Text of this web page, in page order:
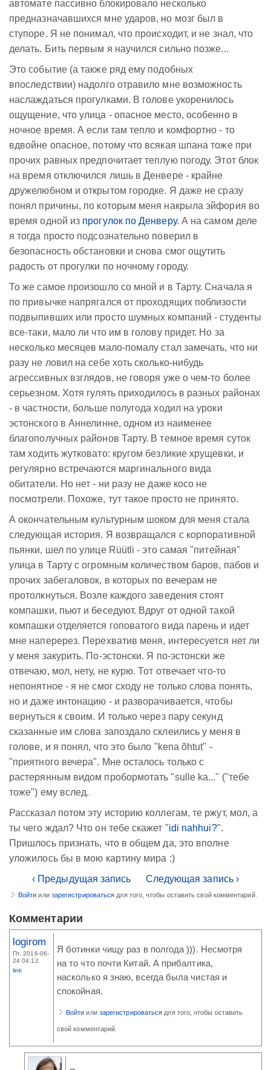
автомате пассивно блокировало несколько
предназначавшихся мне ударов, но мозг был в
ступоре. Я не понимал, что происходит, и не знал, что
делать. Бить первым я научился сильно позже...
Это событие (а также ряд ему подобных
впоследствии) надолго отравило мне возможность
наслаждаться прогулками. В голове укоренилось
ощущение, что улица - опасное место, особенно в
ночное время. А если там тепло и комфортно - то
вдвойне опасное, потому что всякая шпана тоже при
прочих равных предпочитает теплую погоду. Этот блок
на время отключился лишь в Денвере - крайне
дружелюбном и открытом городке. Я даже не сразу
понял причины, по которым меня накрыла эйфория во
время одной из прогулок по Денверу. А на самом деле
я тогда просто подсознательно поверил в
безопасность обстановки и снова смог ощутить
радость от прогулки по ночному городу.
То же самое произошло со мной и в Тарту. Сначала я
по привычке напрягался от проходящих поблизости
подвыпивших или просто шумных компаний - студенты
все-таки, мало ли что им в голову придет. Но за
несколько месяцев мало-помалу стал замечать, что ни
разу не ловил на себе хоть сколько-нибудь
агрессивных взглядов, не говоря уже о чем-то более
серьезном. Хотя гулять приходилось в разных районах
- в частности, больше полугода ходил на уроки
эстонского в Аннелинне, одном из наименее
благополучных районов Тарту. В темное время суток
там ходить жутковато: кругом безликие хрущевки, и
регулярно встречаются маргинального вида
обитатели. Но нет - ни разу не даже косо не
посмотрели. Похоже, тут такое просто не принято.
А окончательным культурным шоком для меня стала
следующая история. Я возвращался с корпоративной
пьянки, шел по улице Rüütli - это самая "питейная"
улица в Тарту с огромным количеством баров, пабов и
прочих забегаловок, в которых по вечерам не
протолкнуться. Возле каждого заведения стоят
компашки, пьют и беседуют. Вдруг от одной такой
компашки отделяется гоповатого вида парень и идет
мне наперерез. Перехватив меня, интересуется нет ли
у меня закурить. По-эстонски. Я по-эстонски же
отвечаю, мол, нету, не курю. Тот отвечает что-то
непонятное - я не смог сходу не только слова понять,
но и даже интонацию - и разворачивается, чтобы
вернуться к своим. И только через пару секунд
сказанные им слова запоздало склеились у меня в
голове, и я понял, что это было "kena õhtut" -
"приятного вечера". Мне осталось только с
растерянным видом пробормотать "sulle ka..." ("тебе
тоже") ему вслед.
Рассказал потом эту историю коллегам, те ржут, мол, а
ты чего ждал? Что он тебе скажет "idi nahhui?".
Пришлось признать, что в общем да, это вполне
уложилось бы в мою картину мира :)
‹ Предыдущая запись
Следующая запись ›
Войти или зарегистрироваться для того, чтобы оставить свой комментарий.
Комментарии
logirom
Пт, 2016-06-
24 04:12
link
Я ботинки чищу раз в полгода ))). Несмотря
на то что почти Китай. А прибалтика,
насколько я знаю, всегда была чистая и
спокойная.
Войти или зарегистрироваться для того, чтобы оставить
свой комментарий.